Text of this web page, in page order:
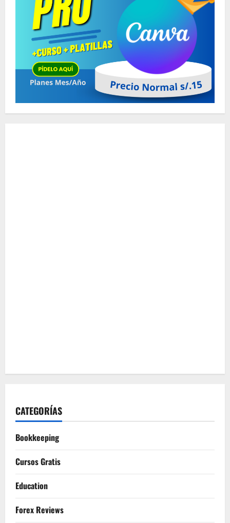
CATEGORÍAS
Bookkeeping
Cursos Gratis
Education
Forex Reviews